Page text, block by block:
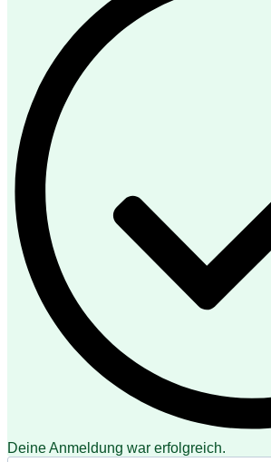
Deine Anmeldung war erfolgreich.